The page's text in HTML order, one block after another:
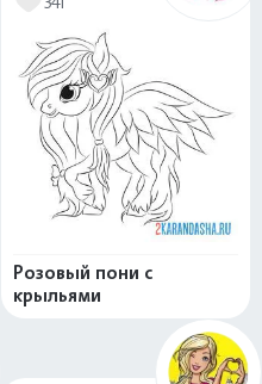
Розовый пони с
крыльями